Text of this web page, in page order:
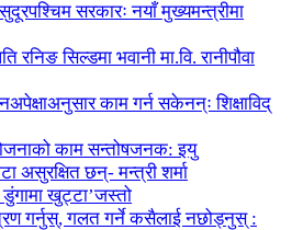
सरकारः नयाँ मुख्यमन्त्रीमा
रनिङ सिल्डमा भवानी मा.वि. रानीपौवा
काम गर्न सकेनन्ः शिक्षाविद्
काम सन्तोषजनक: इयु
असुरक्षित छन्- मन्त्री शर्मा
खुट्टा’जस्तो
गर्नुस्, गलत गर्ने कसैलाई नछोड्नुस् :